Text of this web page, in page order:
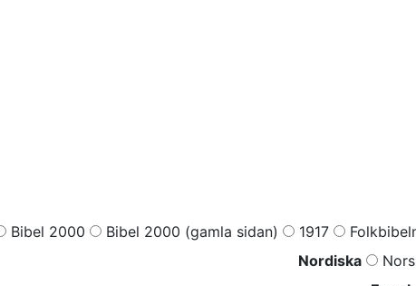
Bibel 2000 Bibel 2000 (gamla sidan) 1917
Nordiska